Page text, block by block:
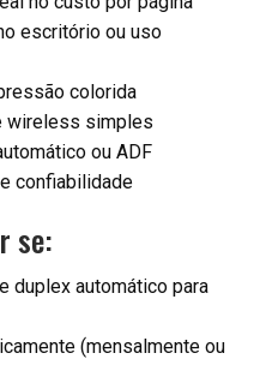
escritório ou uso
colorida
wireless simples
ou ADF
confiabilidade
se:
duplex automático para
(mensalmente ou